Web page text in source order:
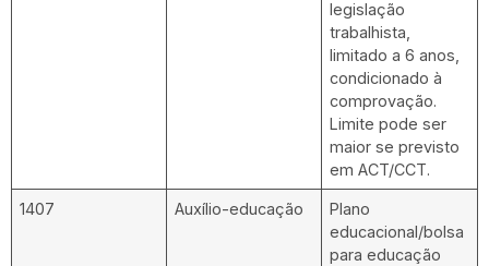
legislação
trabalhista,
limitado a 6 anos,
condicionado à
comprovação.
Limite pode ser
maior se previsto
em ACT/CCT.
1407 Auxílio-educação
Plano
educacional/bolsa
para educação